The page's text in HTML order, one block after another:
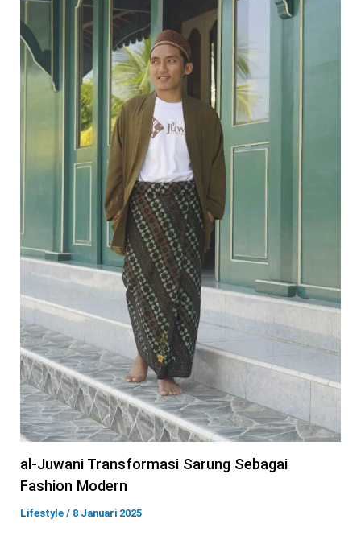
al-Juwani Transformasi Sarung Sebagai
Fashion Modern
Lifestyle / 8 Januari 2025